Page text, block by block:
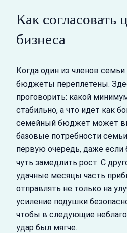
Как согласовать
бизнеса
Когда один из членов
бюджеты переплетены.
проговорить: какой
стабильно, а что идёт как
семейный бюджет может
базовые потребности
первую очередь, даже если
чуть замедлить рост. С
удачные месяцы часть
отправлять не только на
усиление подушки
чтобы в следующие
удар был мягче.